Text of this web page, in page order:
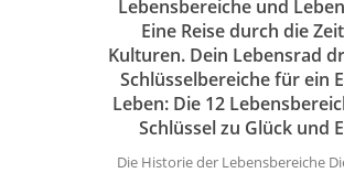
Lebensbereiche und
Eine Reise durch die
Kulturen. Dein Lebensrad
Schlüsselbereiche für ein
Leben: Die 12
Schlüssel zu Glück und
Die Historie der Lebensbereiche